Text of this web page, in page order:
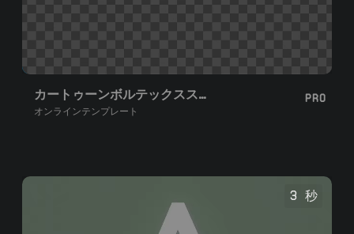
カートゥーンボルテックススティンガートランジション
オンラインテンプレート
PRO
3 秒